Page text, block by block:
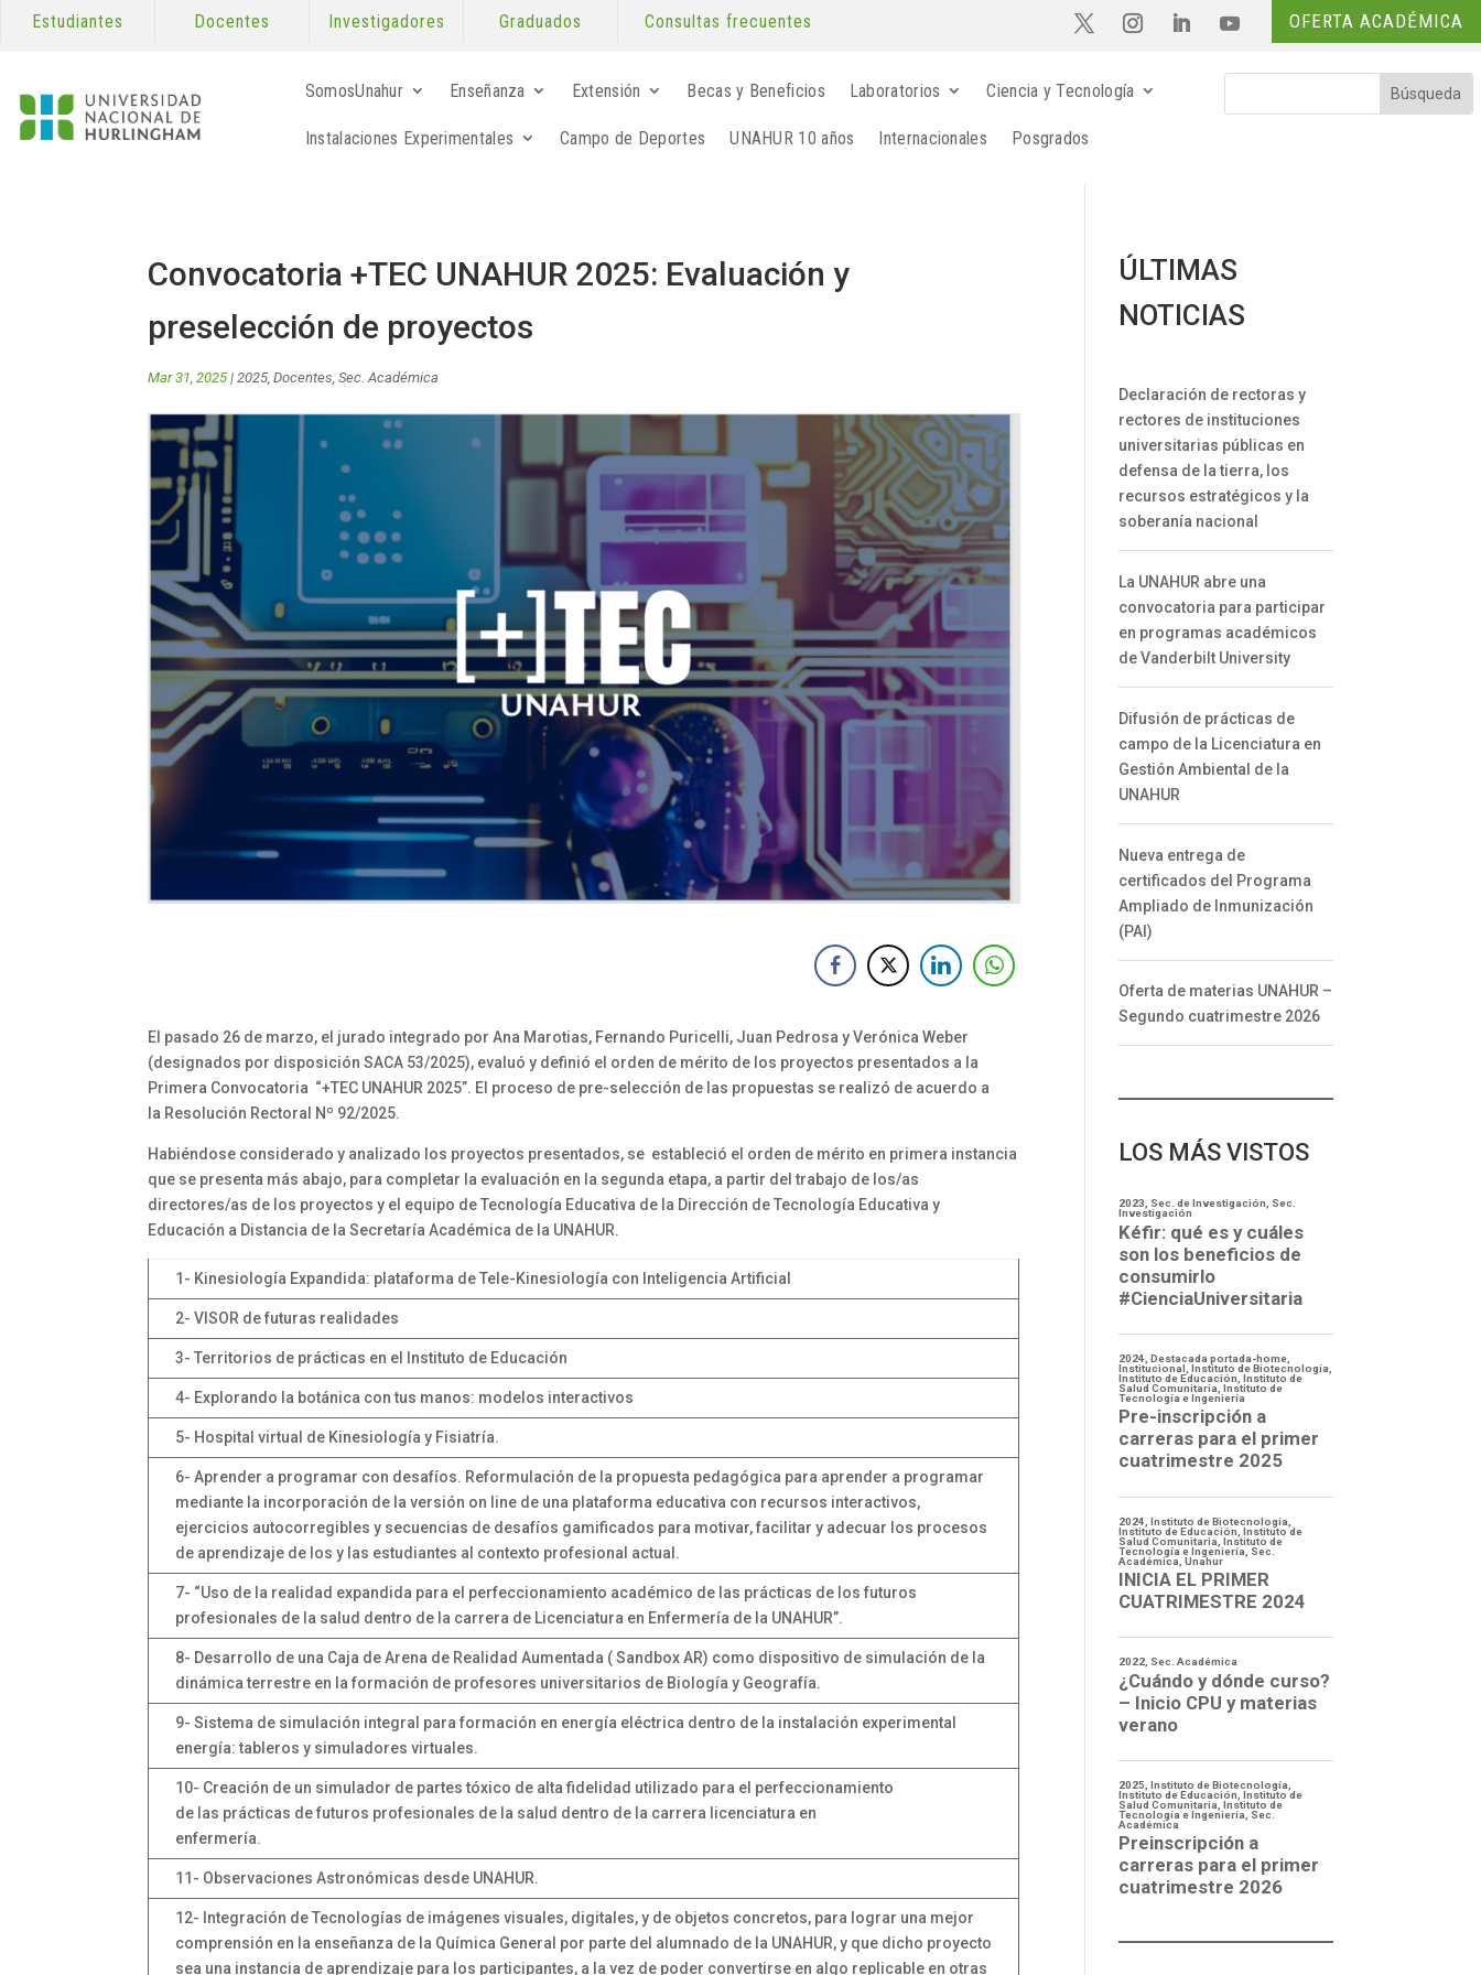
Estudiantes Docentes Investigadores Graduados Consultas frecuentes OFERTA ACADÉMICA
SomosUnahur Enseñanza Extensión Becas y Beneficios Laboratorios Ciencia y Tecnología
Instalaciones Experimentales Campo de Deportes UNAHUR 10 años Internacionales Posgrados
Convocatoria +TEC UNAHUR 2025: Evaluación y
preselección de proyectos
Mar 31, 2025 |2025,Docentes,Sec. Académica
El pasado 26 de marzo, el jurado integrado por Ana Marotias, Fernando Puricelli, Juan Pedrosa y Verónica Weber
(designados por disposición SACA 53/2025), evaluó y definió el orden de mérito de los proyectos presentados a la
Primera Convocatoria “+TEC UNAHUR 2025”. El proceso de pre-selección de las propuestas se realizó de acuerdo a
la Resolución Rectoral Nº 92/2025.
Habiéndose considerado y analizado los proyectos presentados, se estableció el orden de mérito en primera instancia
que se presenta más abajo, para completar la evaluación en la segunda etapa, a partir del trabajo de los/as
directores/as de los proyectos y el equipo de Tecnología Educativa de la Dirección de Tecnología Educativa y
Educación a Distancia de la Secretaría Académica de la UNAHUR.
1- Kinesiología Expandida: plataforma de Tele-Kinesiología con Inteligencia Artificial
2- VISOR de futuras realidades
3- Territorios de prácticas en el Instituto de Educación
4- Explorando la botánica con tus manos: modelos interactivos
5- Hospital virtual de Kinesiología y Fisiatría.
6- Aprender a programar con desafíos. Reformulación de la propuesta pedagógica para aprender a programar
mediante la incorporación de la versión on line de una plataforma educativa con recursos interactivos,
ejercicios autocorregibles y secuencias de desafíos gamificados para motivar, facilitar y adecuar los procesos
de aprendizaje de los y las estudiantes al contexto profesional actual.
7- “Uso de la realidad expandida para el perfeccionamiento académico de las prácticas de los futuros
profesionales de la salud dentro de la carrera de Licenciatura en Enfermería de la UNAHUR”.
8- Desarrollo de una Caja de Arena de Realidad Aumentada ( Sandbox AR) como dispositivo de simulación de la
dinámica terrestre en la formación de profesores universitarios de Biología y Geografía.
9- Sistema de simulación integral para formación en energía eléctrica dentro de la instalación experimental
energía: tableros y simuladores virtuales.
10- Creación de un simulador de partes tóxico de alta fidelidad utilizado para el perfeccionamiento
de las prácticas de futuros profesionales de la salud dentro de la carrera licenciatura en
enfermería.
11- Observaciones Astronómicas desde UNAHUR.
12- Integración de Tecnologías de imágenes visuales, digitales, y de objetos concretos, para lograr una mejor
comprensión en la enseñanza de la Química General por parte del alumnado de la UNAHUR, y que dicho proyecto
sea una instancia de aprendizaje para los participantes, a la vez de poder convertirse en algo replicable en otras
ÚLTIMAS
NOTICIAS
Declaración de rectoras y
rectores de instituciones
universitarias públicas en
defensa de la tierra, los
recursos estratégicos y la
soberanía nacional
La UNAHUR abre una
convocatoria para participar
en programas académicos
de Vanderbilt University
Difusión de prácticas de
campo de la Licenciatura en
Gestión Ambiental de la
UNAHUR
Nueva entrega de
certificados del Programa
Ampliado de Inmunización
(PAI)
Oferta de materias UNAHUR –
Segundo cuatrimestre 2026
LOS MÁS VISTOS